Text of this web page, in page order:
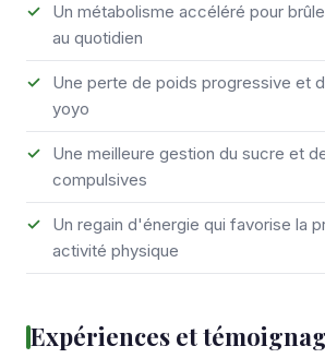
Un métabolisme accéléré pour
au quotidien
Une perte de poids progressive et
yoyo
Une meilleure gestion du sucre et
compulsives
Un regain d'énergie qui favorise la
activité physique
Expériences et